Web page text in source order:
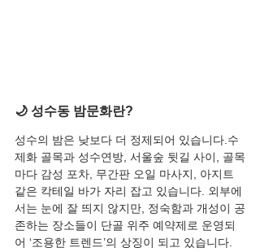
🌙 성수동 밤문화란?
성수의 밤은 낮보다 더 정제되어 있습니다.수
제화 골목과 성수연방, 서울숲 뒷길 사이, 골목
마다 감성 포차, 무간판 오일 마사지, 아지트
같은 칵테일 바가 자리 잡고 있습니다. 외부에
서는 눈에 잘 띄지 않지만, 정숙함과 개성이 공
존하는 장소들이 단골 위주 예약제로 운영되
어 ‘조용한 트렌드’의 상징이 되고 있습니다.